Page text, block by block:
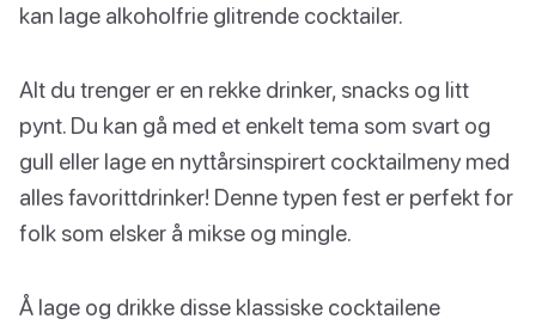
kan lage alkoholfrie glitrende cocktailer.
Alt du trenger er en rekke drinker, snacks og litt
pynt. Du kan gå med et enkelt tema som svart og
gull eller lage en nyttårsinspirert cocktailmeny med
alles favorittdrinker! Denne typen fest er perfekt for
folk som elsker å mikse og mingle.
Å lage og drikke disse klassiske cocktailene